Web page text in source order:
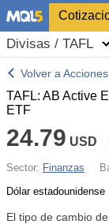
Divisas / TAFL
Volver a Acciones
TAFL: AB Active
ETF
24.79 USD
Sector: Finanzas
Dólar estadounidense
El tipo de cambio